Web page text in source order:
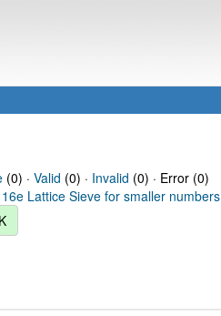
(0) · Valid (0) · Invalid (0) · Error (0)
16e Lattice Sieve for smaller numbers